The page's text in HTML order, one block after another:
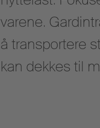
varene.
å transportere
kan dekkes til